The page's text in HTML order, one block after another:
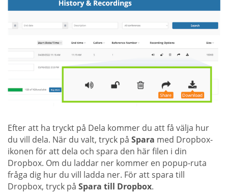
Efter att ha tryckt på Dela kommer du att få välja hur
du vill dela. När du valt, tryck på Spara med Dropbox-
ikonen för att dela och spara den här filen i din
Dropbox. Om du laddar ner kommer en popup-ruta
fråga dig hur du vill ladda ner. För att spara till
Dropbox, tryck på Spara till Dropbox.